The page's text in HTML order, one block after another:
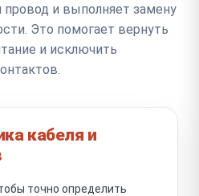
провод и выполняет замену
Это помогает вернуть
и исключить
кабеля и
точно определить